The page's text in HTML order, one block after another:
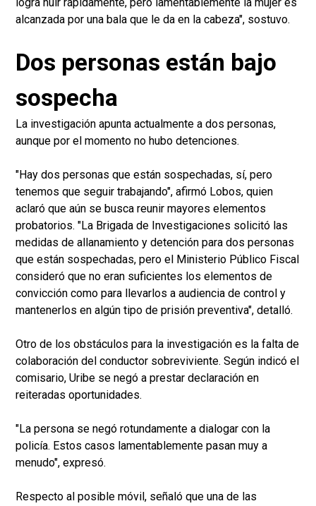
alcanzada por una bala que le da en la cabeza", sostuvo.
Dos personas están bajo
sospecha
La investigación apunta actualmente a dos personas,
aunque por el momento no hubo detenciones.
"Hay dos personas que están sospechadas, sí, pero
tenemos que seguir trabajando", afirmó Lobos, quien
aclaró que aún se busca reunir mayores elementos
probatorios. "La Brigada de Investigaciones solicitó las
medidas de allanamiento y detención para dos personas
que están sospechadas, pero el Ministerio Público Fiscal
consideró que no eran suficientes los elementos de
convicción como para llevarlos a audiencia de control y
mantenerlos en algún tipo de prisión preventiva", detalló.
Otro de los obstáculos para la investigación es la falta de
colaboración del conductor sobreviviente. Según indicó el
comisario, Uribe se negó a prestar declaración en
reiteradas oportunidades.
"La persona se negó rotundamente a dialogar con la
policía. Estos casos lamentablemente pasan muy a
menudo", expresó.
Respecto al posible móvil, señaló que una de las